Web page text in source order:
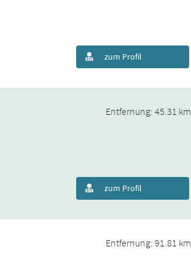
zum Profil
Entfernung: 45.31 km
zum Profil
Entfernung: 91.81 km